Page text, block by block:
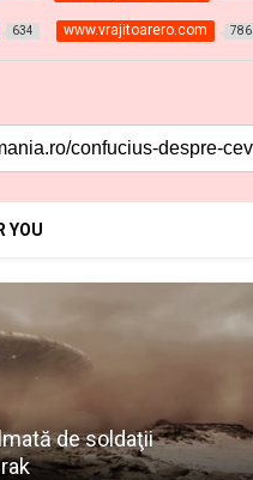
634 www.vrajitoarero.com 786
YOU
de soldaţii